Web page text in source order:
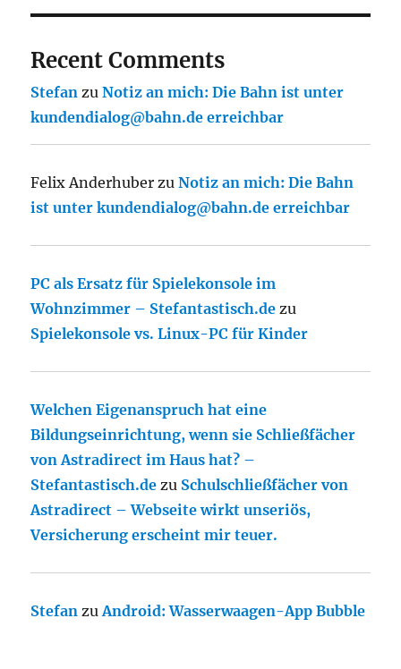
Recent Comments
Stefan zuNotiz an mich: Die Bahn ist unter
kundendialog@bahn.de erreichbar
Felix Anderhuber zuNotiz an mich: Die Bahn
ist unter kundendialog@bahn.de erreichbar
PC als Ersatz für Spielekonsole im
Wohnzimmer – Stefantastisch.de zu
Spielekonsole vs. Linux-PC für Kinder
Welchen Eigenanspruch hat eine
Bildungseinrichtung, wenn sie Schließfächer
von Astradirect im Haus hat? –
Stefantastisch.de zu Schulschließfächer von
Astradirect – Webseite wirkt unseriös,
Versicherung erscheint mir teuer.
Stefan zuAndroid: Wasserwaagen-App Bubble